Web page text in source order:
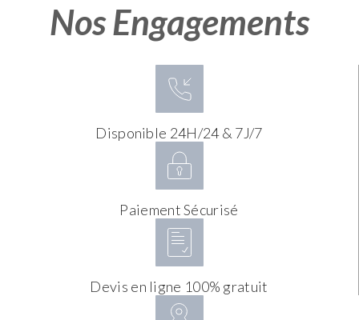
Nos Engagements
Disponible 24H/24 & 7J/7
Paiement Sécurisé
Devis en ligne 100% gratuit